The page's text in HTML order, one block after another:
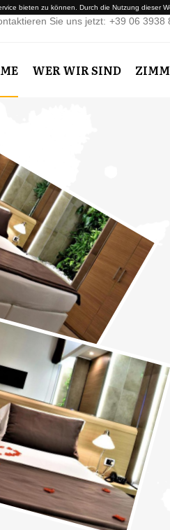
bieten zu können. Durch die Nutzung dieser
Sie uns jetzt: +39 06 3938
WER WIR SIND